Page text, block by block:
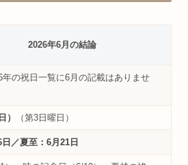
2026年6月の結論
年の祝日一覧に6月の記載はありませ
） （第3日曜日）
／夏至：6月21日